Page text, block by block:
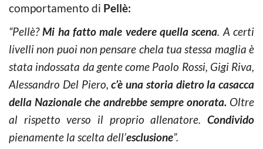
comportamento di Pellè:
“Pellè?Mi ha fatto male vedere quella scena. A certi
livelli non puoi non pensare chela tua stessa maglia è
stata indossata da gente come Paolo Rossi, Gigi Riva,
Alessandro Del Piero,c’è una storia dietro la casacca
della Nazionale che andrebbe sempre onorata. Oltre
al rispetto verso il proprio allenatore. Condivido
pienamente la scelta dell’esclusione”.